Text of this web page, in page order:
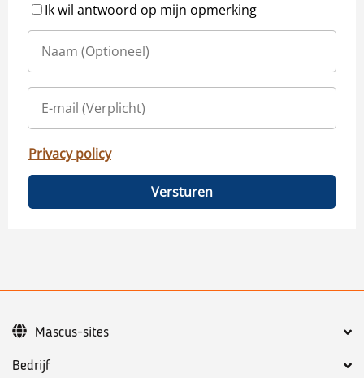
Ik wil antwoord op mijn opmerking
Privacy policy
Versturen
Bedrijf
Mascus-sites